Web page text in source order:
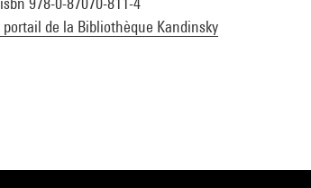
de la Bibliothèque Kandinsky